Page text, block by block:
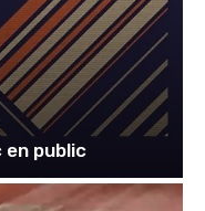
en public